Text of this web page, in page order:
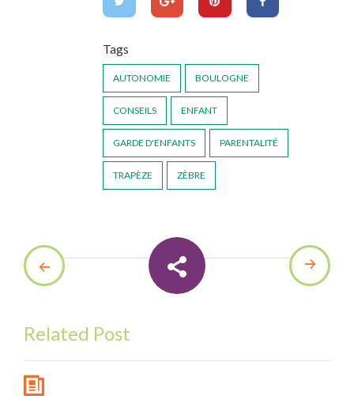
Tags
AUTONOMIE BOULOGNE
CONSEILS ENFANT
GARDE D'ENFANTS PARENTALITÉ
TRAPÈZE ZÈBRE
Related Post